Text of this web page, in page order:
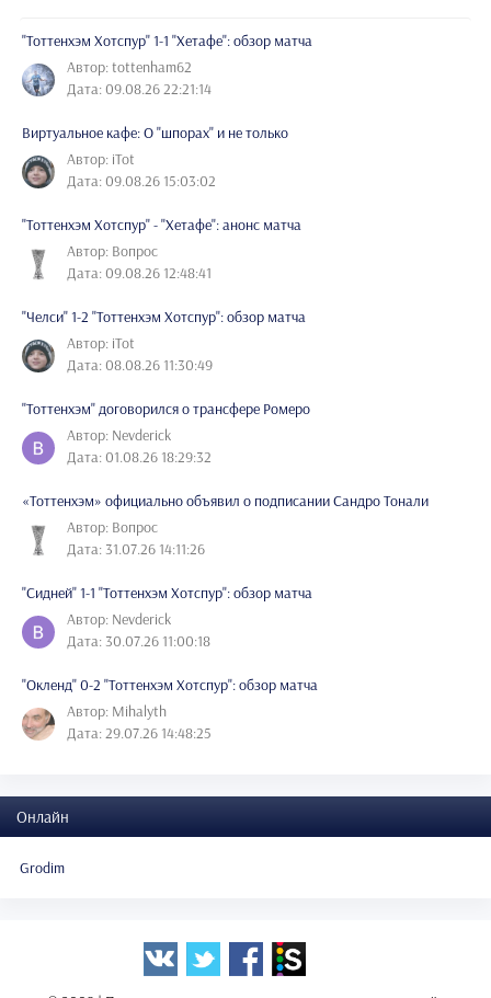
"Тоттенхэм Хотспур" 1-1 "Хетафе": обзор матча
Автор: tottenham62
Дата: 09.08.26 22:21:14
Виртуальное кафе: О "шпорах" и не только
Автор: iTot
Дата: 09.08.26 15:03:02
"Тоттенхэм Хотспур" - "Хетафе": анонс матча
Автор: Вопрос
Дата: 09.08.26 12:48:41
"Челси" 1-2 "Тоттенхэм Хотспур": обзор матча
Автор: iTot
Дата: 08.08.26 11:30:49
"Тоттенхэм" договорился о трансфере Ромеро
Автор: Nevderick
Дата: 01.08.26 18:29:32
«Тоттенхэм» официально объявил о подписании Сандро Тонали
Автор: Вопрос
Дата: 31.07.26 14:11:26
"Сидней" 1-1 "Тоттенхэм Хотспур": обзор матча
Автор: Nevderick
Дата: 30.07.26 11:00:18
"Окленд" 0-2 "Тоттенхэм Хотспур": обзор матча
Автор: Mihalyth
Дата: 29.07.26 14:48:25
Онлайн
Grodim